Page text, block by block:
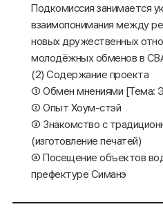
Подкомиссия занимается
взаимопонимания между
новых дружественных
молодёжных обменов в
(2) Содержание проекта
① Обмен мнениями [Тема:
② Опыт Хоум-стэй
③ Знакомство с
(изготовление печатей)
④ Посещение объектов
префектуре Симанэ